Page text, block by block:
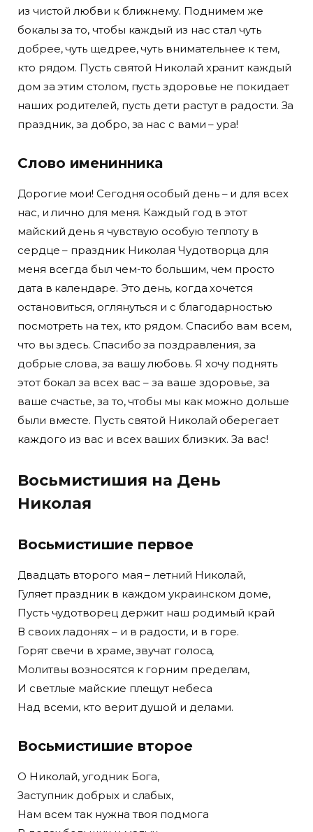
из чистой любви к ближнему. Поднимем же
бокалы за то, чтобы каждый из нас стал чуть
добрее, чуть щедрее, чуть внимательнее к тем,
кто рядом. Пусть святой Николай хранит каждый
дом за этим столом, пусть здоровье не покидает
наших родителей, пусть дети растут в радости. За
праздник, за добро, за нас с вами – ура!
Слово именинника
Дорогие мои! Сегодня особый день – и для всех
нас, и лично для меня. Каждый год в этот
майский день я чувствую особую теплоту в
сердце – праздник Николая Чудотворца для
меня всегда был чем-то большим, чем просто
дата в календаре. Это день, когда хочется
остановиться, оглянуться и с благодарностью
посмотреть на тех, кто рядом. Спасибо вам всем,
что вы здесь. Спасибо за поздравления, за
добрые слова, за вашу любовь. Я хочу поднять
этот бокал за всех вас – за ваше здоровье, за
ваше счастье, за то, чтобы мы как можно дольше
были вместе. Пусть святой Николай оберегает
каждого из вас и всех ваших близких. За вас!
Восьмистишия на День
Николая
Восьмистишие первое
Двадцать второго мая – летний Николай,
Гуляет праздник в каждом украинском доме,
Пусть чудотворец держит наш родимый край
В своих ладонях – и в радости, и в горе.
Горят свечи в храме, звучат голоса,
Молитвы возносятся к горним пределам,
И светлые майские плещут небеса
Над всеми, кто верит душой и делами.
Восьмистишие второе
О Николай, угодник Бога,
Заступник добрых и слабых,
Нам всем так нужна твоя подмога